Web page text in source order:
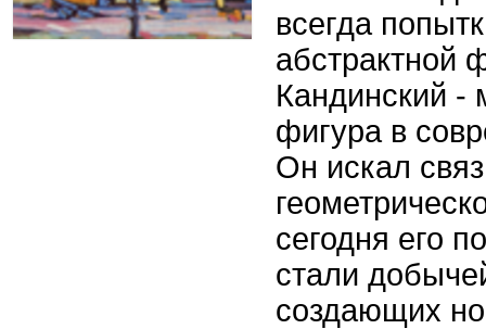
всегда
абстрактной
Кандинский -
фигура в
Он искал
сегодня его
стали
создающих